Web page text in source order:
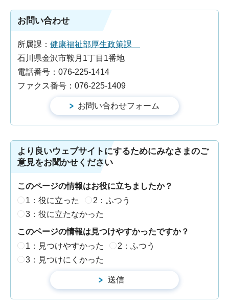
お問い合わせ
所属課： 健康福祉部厚生政策課
石川県金沢市鞍月1丁目1番地
電話番号：076-225-1414
ファクス番号：076-225-1409
より良いウェブサイトにするためにみなさまのご
意見をお聞かせください
このページの情報はお役に立ちましたか？
1：役に立った
2：ふつう
3：役に立たなかった
このページの情報は見つけやすかったですか？
1：見つけやすかった
2：ふつう
3：見つけにくかった